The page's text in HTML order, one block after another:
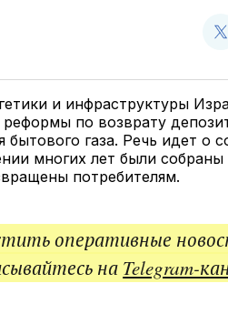
и инфраструктуры
по возврату
бытового газа. Речь идет о
многих лет были
потребителям.
оперативные
на Telegram-